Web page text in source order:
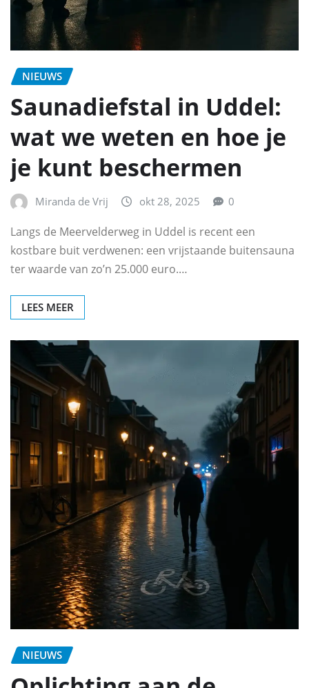
NIEUWS
Saunadiefstal in Uddel:
wat we weten en hoe je
je kunt beschermen
Miranda de Vrij okt 28, 2025 0
Langs de Meervelderweg in Uddel is recent een
kostbare buit verdwenen: een vrijstaande buitensauna
ter waarde van zo’n 25.000 euro.…
LEES MEER
NIEUWS